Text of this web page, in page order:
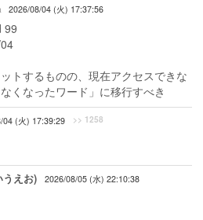
2026/08/04 (火) 17:37:56
99
トするものの、現在アクセスできな
くなったワード」に移行すべき
04 (火) 17:39:29 >> 1258
うえお)
2026/08/05 (水) 22:10:38